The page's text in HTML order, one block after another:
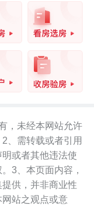
，未经本网站允许
、需转载或者引用
或者其他违法使
3、本页面内容，
供，并非商业性
站之观点或意